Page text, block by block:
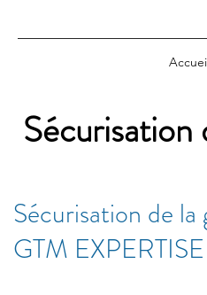
Sécurisation de
GTM EXPERTISE